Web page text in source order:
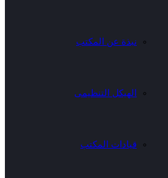
نبذة عن المكتب
الهيكل التنظيمى
قيادات المكتب